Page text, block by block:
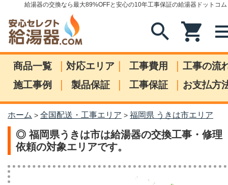
給湯器の交換なら最大89%OFFと安心の10年工事保証の給湯器ドットコム
search shopping_cart
商品一覧 | 対応エリア | 工事費用 | 工事の流
施工事例
| 製品保証 | 工事保証 | お支払方
ホーム > 全国配送・工事エリア > 福岡県 うきは市エリア
◎ 福岡県うきは市は給湯器の交換工事・修理
依頼の対象エリアです。